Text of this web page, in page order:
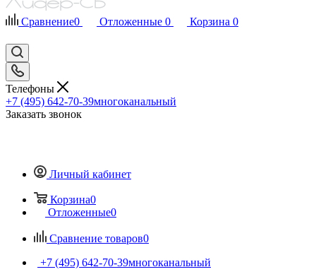
Сравнение0 Отложенные 0 Корзина 0
Телефоны
+7 (495) 642-70-39многоканальный
Заказать звонок
Личный кабинет
Корзина0
Отложенные0
Сравнение товаров0
+7 (495) 642-70-39многоканальный